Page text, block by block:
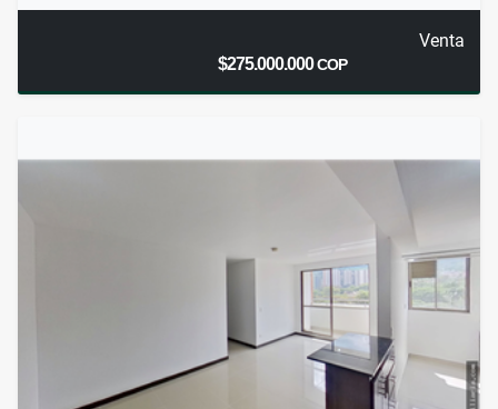
Venta
$275.000.000COP